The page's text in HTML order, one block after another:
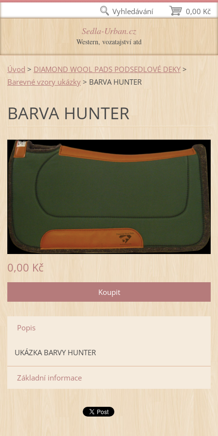
Sedla-Urban.cz
Western, vozatajství atd
Úvod > DIAMOND WOOL PADS PODSEDLOVÉ DEKY >
Barevné vzory ukázky > BARVA HUNTER
BARVA HUNTER
0,00 Kč
Popis
UKÁZKA BARVY HUNTER
Základní informace
0,00 Kč
Vyhledávání